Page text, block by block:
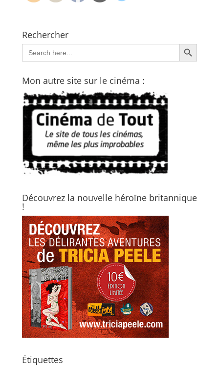
Rechercher
Search
for:
Search Button
Mon autre site sur le cinéma :
Découvrez la nouvelle héroïne britannique
!
Étiquettes